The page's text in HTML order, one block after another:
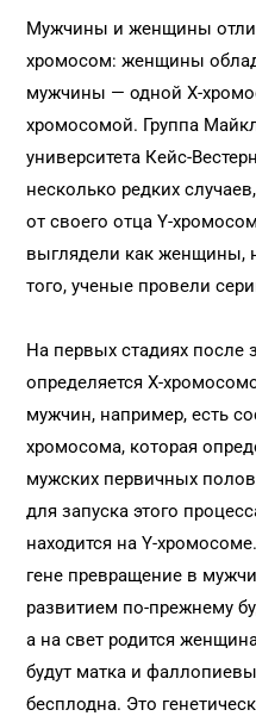
Мужчины и женщины
хромосом: женщины
мужчины — одной X-
хромосомой. Группа
университета Кейс-
несколько редких
от своего отца Y-
выглядели как женщины,
того, ученые провели
На первых стадиях после
определяется X-
мужчин, например, есть
хромосома, которая
мужских первичных
для запуска этого
находится на Y-
гене превращение в
развитием по-прежнему
а на свет родится
будут матка и
бесплодна. Это